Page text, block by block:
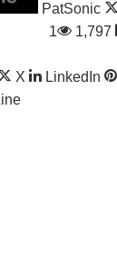
PatSonic
1
1,797
X LinkedIn